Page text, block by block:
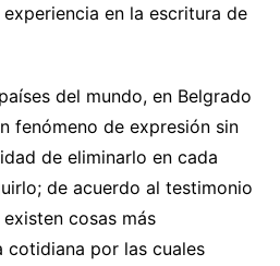
en la escritura de
del mundo, en Belgrado
fenómeno de expresión sin
de eliminarlo en cada
de acuerdo al testimonio
cosas más
cotidiana por las cuales